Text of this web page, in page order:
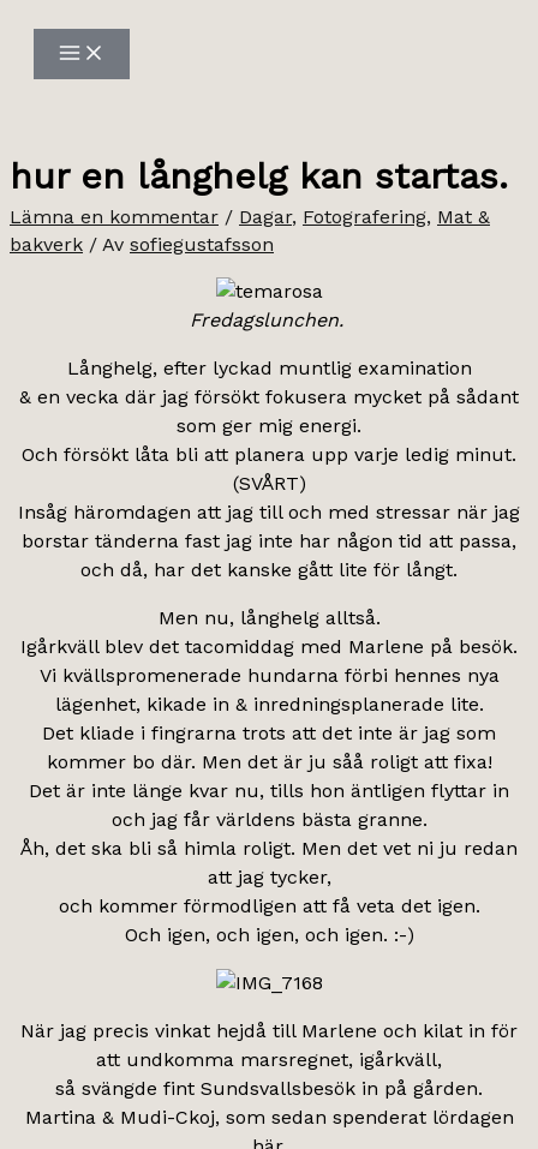
innehåll
hur en långhelg kan startas.
Lämna en kommentar / Dagar, Fotografering, Mat &
bakverk / Av sofiegustafsson
Fredagslunchen.
Långhelg, efter lyckad muntlig examination
& en vecka där jag försökt fokusera mycket på sådant
som ger mig energi.
Och försökt låta bli att planera upp varje ledig minut.
(SVÅRT)
Insåg häromdagen att jag till och med stressar när jag
borstar tänderna fast jag inte har någon tid att passa,
och då, har det kanske gått lite för långt.
Men nu, långhelg alltså.
Igårkväll blev det tacomiddag med Marlene på besök.
Vi kvällspromenerade hundarna förbi hennes nya
lägenhet, kikade in & inredningsplanerade lite.
Det kliade i fingrarna trots att det inte är jag som
kommer bo där. Men det är ju såå roligt att fixa!
Det är inte länge kvar nu, tills hon äntligen flyttar in
och jag får världens bästa granne.
Åh, det ska bli så himla roligt. Men det vet ni ju redan
att jag tycker,
och kommer förmodligen att få veta det igen.
Och igen, och igen, och igen. :-)
När jag precis vinkat hejdå till Marlene och kilat in för
att undkomma marsregnet, igårkväll,
så svängde fint Sundsvallsbesök in på gården.
Martina & Mudi-Ckoj, som sedan spenderat lördagen